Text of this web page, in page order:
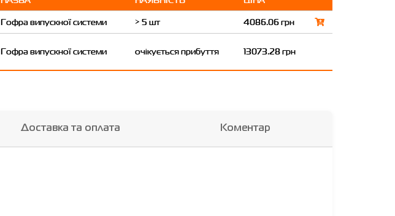
Гофра випускної системи > 5 шт 4086.06 грн
Гофра випускної системи очікується прибуття 13073.28 грн
Доставка та оплата Коментар